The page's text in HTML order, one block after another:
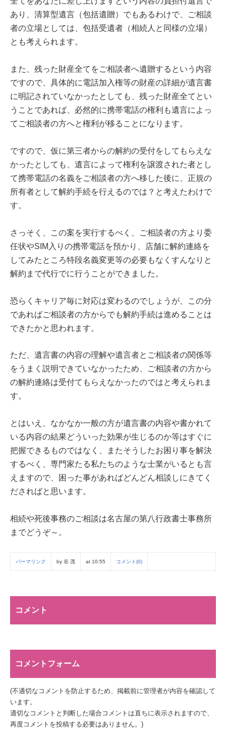
あり、清算型遺言（包括遺贈）でもあるわけで、ご相談
者の立場としては、包括受遺者（相続人と同様の立場）
とも考えられます。
また、残った財産全てをご相談者へ遺贈するという内容
ですので、具体的に電話加入権等の財産の詳細が遺言書
に明記されていなかったとしても、残った財産全てとい
うことであれば、必然的に携帯電話の権利も遺言によっ
てご相談者の方へと権利が移ることになります。
ですので、仮に第三者からの解約の受付をしてもらえな
かったとしても、遺言によって権利を譲渡された者とし
て携帯電話の名義をご相談者の方へ移した後に、正規の
所有者として解約手続を行えるのでは？と考えたわけで
す。
さっそく、この案を実行するべく、ご相談者の方より委
任状やSIM入りの携帯電話を預かり、店舗に解約連絡を
してみたところ特段名義変更等の必要もなくすんなりと
解約まで代行でに行うことができました。
恐らくキャリア毎に対応は変わるのでしょうが、この分
であればご相談者の方からでも解約手続は進めることは
できたかと思われます。
ただ、遺言書の内容の理解や遺言者とご相談者の関係等
をうまく説明できていなかったため、ご相談者の方から
の解約連絡は受付てもらえなかったのではと考えられま
す。
とはいえ、なかなか一般の方が遺言書の内容や書かれて
いる内容の結果どういった効果が生じるのか等はすぐに
把握できるものではなく、またそうしたお困り事を解決
するべく、専門家たる私たちのような士業がいるとも言
えますので、困った事があればどんどん相談しにきてく
ださればと思います。
相続や死後事務のご相談は名古屋の第八行政書士事務所
までどうぞ～。
パーマリンク by 谷 茂 at 10:55 コメント(0)
コメント
コメントフォーム
(不適切なコメントを防止するため、掲載前に管理者が内容を確認して
います。
適切なコメントと判断した場合コメントは直ちに表示されますので、
再度コメントを投稿する必要はありません。)